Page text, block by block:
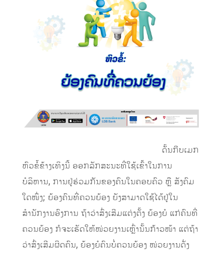
ດັ້ນກີບເມກ
ຫົວຂໍ້ຂ້າງເທິງນີ້ ອອກລັກສະນະທີ່ໃຊ້ເຂົ້າໃນການ
ບໍລິຫານ, ການຢູ່ຮ່ວມກັນຂອງຄົນໃນຄອບຄົວ ຫຼື ສັງຄົມ
ໃດໜຶ່ງ; ຍ້ອງຄົນທີ່ຄວນຍ້ອງ ຍັງສາມາດໃຊ້ໄດ້ຢູ່ໃນ
ສຳນັກງານອົງການ ຖ້າວ່າສົ່ງເສີມແຕ່ງຕັ້ງ ຍ້ອງຍໍ ແກ່ຄົນທີ່
ຄວນຍ້ອງ ກໍຈະເຮັດໃຫ້ໜ່ວຍງານເຫຼົ່ານັ້ນກ້າວໜ້າ ແຕ່ຖ້າ
ວ່າສົ່ງເສີມຜິດຄົນ, ຍ້ອງຍໍຄົນບໍ່ຄວນຍ້ອງ ໜ່ວຍງານດັ່ງ